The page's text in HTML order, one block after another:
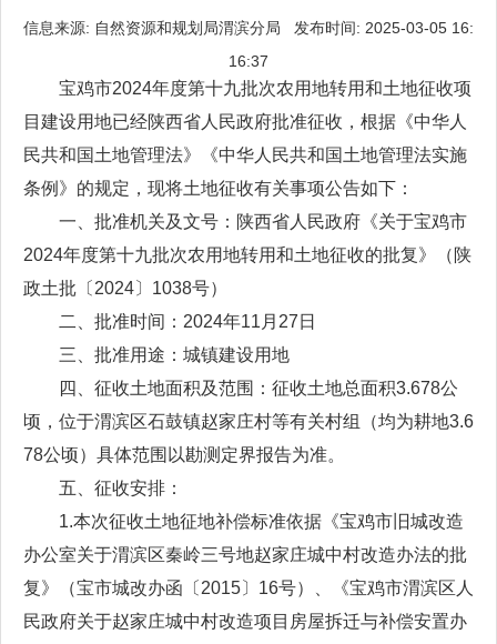
信息来源: 自然资源和规划局渭滨分局 发布时间: 2025-03-05 16:
16:37
宝鸡市2024年度第十九批次农用地转用和土地征收项
目建设用地已经陕西省人民政府批准征收，根据《中华人
民共和国土地管理法》《中华人民共和国土地管理法实施
条例》的规定，现将土地征收有关事项公告如下：
一、批准机关及文号：陕西省人民政府《关于宝鸡市
2024年度第十九批次农用地转用和土地征收的批复》（陕
政土批〔2024〕1038号）
二、批准时间：2024年11月27日
三、批准用途：城镇建设用地
四、征收土地面积及范围：征收土地总面积3.678公
顷，位于渭滨区石鼓镇赵家庄村等有关村组（均为耕地3.6
78公顷）具体范围以勘测定界报告为准。
五、征收安排：
1.本次征收土地征地补偿标准依据《宝鸡市旧城改造
办公室关于渭滨区秦岭三号地赵家庄城中村改造办法的批
复》（宝市城改办函〔2015〕16号）、《宝鸡市渭滨区人
民政府关于赵家庄城中村改造项目房屋拆迁与补偿安置办